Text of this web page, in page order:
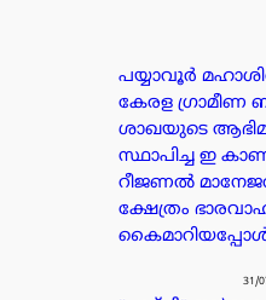
പയ്യാവൂർ
കേരള ഗ്രാമീണ
ശാഖയുടെ
സ്ഥാപിച്ച ഇ
റീജണൽ
ക്ഷേത്രം
31/